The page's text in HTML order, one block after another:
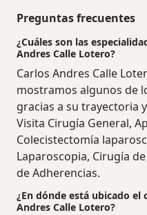
Preguntas frecuentes
¿Cuáles son las
Andres Calle Lotero?
Carlos Andres Calle
mostramos algunos de
gracias a su trayectoria
Visita Cirugía General,
Colecistectomía
Laparoscopia, Cirugía
de Adherencias.
¿En dónde está ubicado el
Andres Calle Lotero?